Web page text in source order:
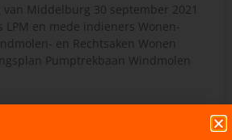
van Middelburg 30 september 2021
LPM en mede indieners Wonen-
en Rechtsaken Wonen
Pumptrekbaan Windmolen